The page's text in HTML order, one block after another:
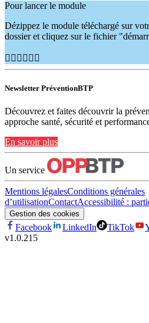
Pour lancer le module
Dézippez le module téléchargé sur
dossier et cliquez sur le fichier
👷🏽‍♂️👷🏿‍♀️
Newsletter PréventionBTP
Découvrez et faites découvrir la
approche santé, sécurité et
En savoir plus
Un service
Mentions légalesConditions générales
d’utilisationContactAccessibilité :
Gestion des cookies
Facebook LinkedIn TikTok
v1.0.215